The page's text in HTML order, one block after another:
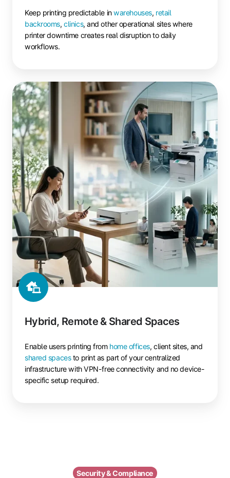
Keep printing predictable inwarehouses, retail
backrooms,clinics, and other operational sites where
printer downtime creates real disruption to daily
workflows.
Hybrid, Remote & Shared Spaces
Enable users printing from home offices, client sites, and
shared spacesto print as part of your centralized
infrastructure with VPN-free connectivity and no device-
specific setup required.
Security & Compliance